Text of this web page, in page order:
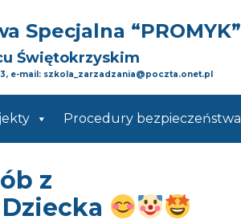
Specjalna “PROMYK”
Świętokrzyskim
e-mail: szkola_zarzadzania@poczta.onet.pl
Procedury bezpieczeństwa
z